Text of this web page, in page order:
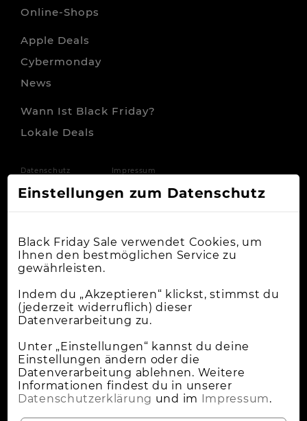
Online-Shops
Apple Deals
Cybermonday
News
Wann Ist Black Friday?
Lokale Deals
Datenschutz Impressum
Einstellungen zum Datenschutz
Black Friday Sale verwendet Cookies, um
Ihnen den bestmöglichen Service zu
gewährleisten.
Indem du „Akzeptieren“ klickst, stimmst du
(jederzeit widerruflich) dieser
Datenverarbeitung zu.
Unter „Einstellungen“ kannst du deine
Einstellungen ändern oder die
Datenverarbeitung ablehnen. Weitere
Informationen findest du in unserer
Datenschutzerklärung und im Impressum.